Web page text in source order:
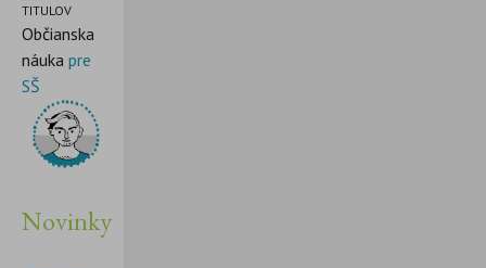
TITULOV
Občianska
náuka pre
SŠ
Novinky